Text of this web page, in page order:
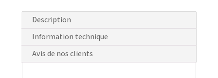
Description
Information technique
Avis de nos clients